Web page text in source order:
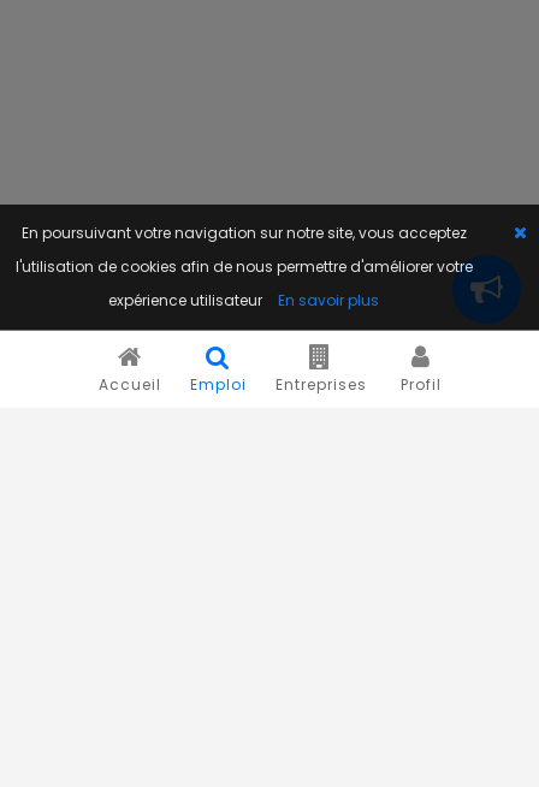
Accueil Emploi Entreprises Profil
En poursuivant votre navigation sur notre site, vous acceptez
l'utilisation de cookies afin de nous permettre d'améliorer votre
expérience utilisateur
En savoir plus